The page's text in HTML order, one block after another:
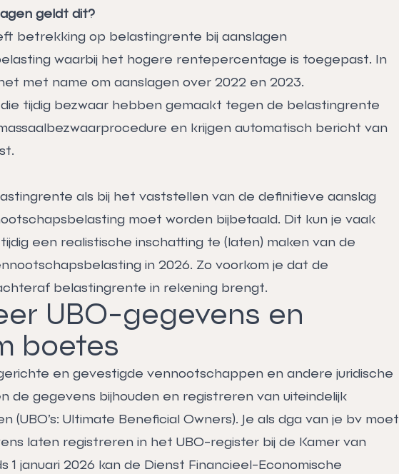
geldt dit?
betrekking op belastingrente bij aanslagen
waarbij het hogere rentepercentage is toegepast. In
met name om aanslagen over 2022 en 2023.
tijdig bezwaar hebben gemaakt tegen de belastingrente
en krijgen automatisch bericht van
als bij het vaststellen van de definitieve aanslag
moet worden bijbetaald. Dit kun je vaak
een realistische inschatting te (laten) maken van de
in 2026. Zo voorkom je dat de
belastingrente in rekening brengt.
UBO-gegevens en
boetes
en gevestigde vennootschappen en andere juridische
de gegevens bijhouden en registreren van uiteindelijk
(UBO’s: Ultimate Beneficial Owners). Je als dga van je bv moet
laten registreren in het UBO-register bij de Kamer van
1 januari 2026 kan de Dienst Financieel-Economische